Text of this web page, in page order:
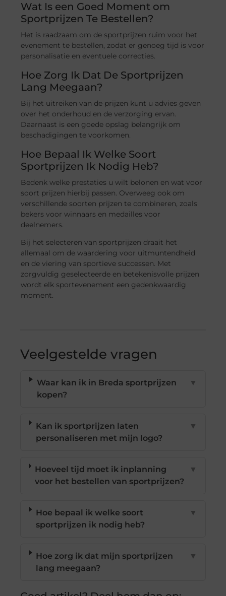
Wat Is een Goed Moment om
Sportprijzen Te Bestellen?
Het is raadzaam om de sportprijzen ruim voor het
evenement te bestellen, zodat er genoeg tijd is voor
personalisatie en eventuele correcties.
Hoe Zorg Ik Dat De Sportprijzen
Lang Meegaan?
Bij het uitreiken van de prijzen kunt u advies geven
over het onderhoud en de verzorging ervan.
Daarnaast is een goede opslag belangrijk om
beschadigingen te voorkomen.
Hoe Bepaal Ik Welke Soort
Sportprijzen Ik Nodig Heb?
Bedenk welke prestaties u wilt belonen en wat voor
soort prijzen hierbij passen. Overweeg ook om
verschillende soorten prijzen te combineren, zoals
bekers voor winnaars en medailles voor
deelnemers.
Bij het selecteren van sportprijzen draait het
allemaal om de waardering voor uitmuntendheid
en de viering van sportieve successen. Met
zorgvuldig geselecteerde en betekenisvolle prijzen
wordt elk sportevenement een gedenkwaardig
moment.
Veelgestelde vragen
Waar kan ik in Breda sportprijzen
kopen?
▼
Kan ik sportprijzen laten
personaliseren met mijn logo?
▼
Hoeveel tijd moet ik inplanning
voor het bestellen van sportprijzen?
▼
Hoe bepaal ik welke soort
sportprijzen ik nodig heb?
▼
Hoe zorg ik dat mijn sportprijzen
lang meegaan?
▼